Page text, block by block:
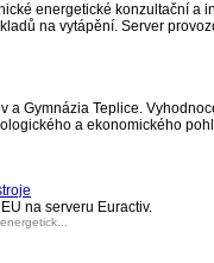
energetické konzultační a
na vytápění. Server
a Gymnázia Teplice.
a ekonomického
na serveru Euractiv.